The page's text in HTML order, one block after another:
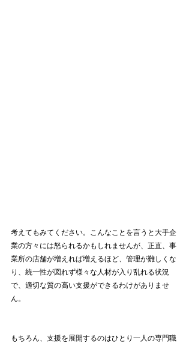
考えてもみてください。こんなことを言うと大手企
業の方々には怒られるかもしれませんが、正直、事
業所の店舗が増えれば増えるほど、管理が難しくな
り、統一性が図れず様々な人材が入り乱れる状況
で、適切な質の高い支援ができるわけがありませ
ん。
もちろん、支援を展開するのはひとり一人の専門職